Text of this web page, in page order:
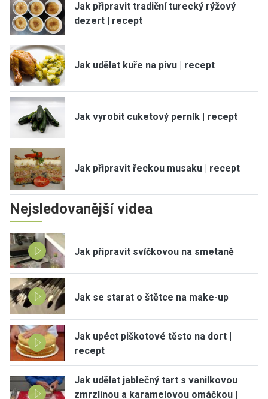
Jak připravit tradiční turecký rýžový
dezert | recept
Jak udělat kuře na pivu | recept
Jak vyrobit cuketový perník | recept
Jak připravit řeckou musaku | recept
Nejsledovanější videa
Jak připravit svíčkovou na smetaně
Jak se starat o štětce na make-up
Jak upéct piškotové těsto na dort |
recept
Jak udělat jablečný tart s vanilkovou
zmrzlinou a karamelovou omáčkou |